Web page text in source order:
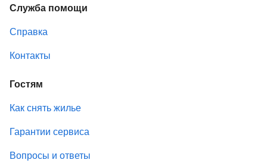
Служба помощи
Справка
Контакты
Гостям
Как снять жилье
Гарантии сервиса
Вопросы и ответы